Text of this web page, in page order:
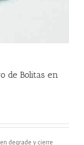
de Bolitas en
degrade y cierre